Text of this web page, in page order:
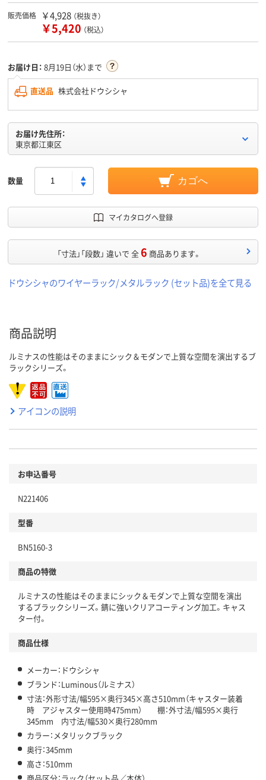
販売価格 ￥4,928 （税抜き）
￥5,420 （税込）
お届け日： 8月19日（水）まで
直送品 株式会社ドウシシャ
お届け先住所：
東京都江東区
数量 カゴへ
マイカタログへ登録
「寸法」「段数」 違いで 全6 商品あります。
ドウシシャのワイヤーラック/メタルラック (セット品)を全て見る
商品説明
ルミナスの性能はそのままにシック＆モダンで上質な空間を演出するブ
ラックシリーズ。
アイコンの説明
お申込番号
N221406
型番
BN5160-3
商品の特徴
ルミナスの性能はそのままにシック＆モダンで上質な空間を演出
するブラックシリーズ。錆に強いクリアコーティング加工。キャス
ター付。
商品仕様
メーカー：ドウシシャ
ブランド：Luminous（ルミナス）
寸法：外形寸法/幅595×奥行345×高さ510mm（キャスター装着
時 アジャスター使用時475mm） 棚：外寸法/幅595×奥行
345mm 内寸法/幅530×奥行280mm
カラー：メタリックブラック
奥行：345mm
高さ：510mm